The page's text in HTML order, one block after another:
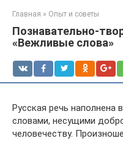
Главная » Опыт и советы
Познавательно-
«Вежливые слова»
Русская речь
словами, несущими
человечеству.